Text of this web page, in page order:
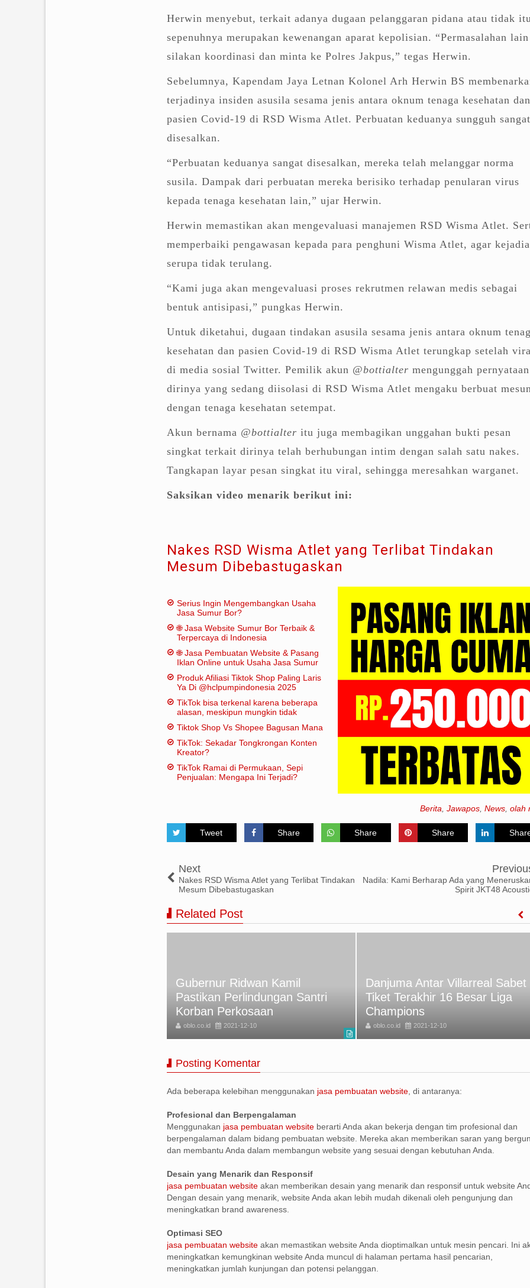
Herwin menyebut, terkait adanya dugaan pelanggaran pidana atau tidak itu
sepenuhnya merupakan kewenangan aparat kepolisian. “Permasalahan lain
silakan koordinasi dan minta ke Polres Jakpus,” tegas Herwin.
Sebelumnya, Kapendam Jaya Letnan Kolonel Arh Herwin BS
terjadinya insiden asusila sesama jenis antara oknum tenaga kesehatan dan
pasien Covid-19 di RSD Wisma Atlet. Perbuatan keduanya sungguh sangat
disesalkan.
“Perbuatan keduanya sangat disesalkan, mereka telah melanggar norma
susila. Dampak dari perbuatan mereka berisiko terhadap penularan virus
kepada tenaga kesehatan lain,” ujar Herwin.
Herwin memastikan akan mengevaluasi manajemen RSD Wisma Atlet.
memperbaiki pengawasan kepada para penghuni Wisma Atlet, agar
serupa tidak terulang.
“Kami juga akan mengevaluasi proses rekrutmen relawan medis sebagai
bentuk antisipasi,” pungkas Herwin.
Untuk diketahui, dugaan tindakan asusila sesama jenis antara oknum
kesehatan dan pasien Covid-19 di RSD Wisma Atlet terungkap setelah
di media sosial Twitter. Pemilik akun @bottialter mengunggah pernyataan
dirinya yang sedang diisolasi di RSD Wisma Atlet mengaku berbuat
dengan tenaga kesehatan setempat.
Akun bernama @bottialter itu juga membagikan unggahan bukti pesan
singkat terkait dirinya telah berhubungan intim dengan salah satu nakes.
Tangkapan layar pesan singkat itu viral, sehingga meresahkan warganet.
Saksikan video menarik berikut ini:
Nakes RSD Wisma Atlet yang Terlibat Tindakan
Mesum Dibebastugaskan
Serius Ingin Mengembangkan Usaha
Jasa Sumur Bor?
🌐 Jasa Website Sumur Bor Terbaik &
Terpercaya di Indonesia
🌐 Jasa Pembuatan Website & Pasang
Iklan Online untuk Usaha Jasa Sumur
Produk Afiliasi Tiktok Shop Paling Laris
Ya Di @hclpumpindonesia 2025
TikTok bisa terkenal karena beberapa
alasan, meskipun mungkin tidak
tradisional:
Tiktok Shop Vs Shopee Bagusan Mana
TikTok: Sekadar Tongkrongan Konten
Kreator?
TikTok Ramai di Permukaan, Sepi
Penjualan: Mengapa Ini Terjadi?
Berita Jawapos News olah
Tweet Share Share Share
Next
Nakes RSD Wisma Atlet yang Terlibat Tindakan
Mesum Dibebastugaskan
Nadila: Kami Berharap Ada yang
Spirit JKT48
Related Post
Gubernur Ridwan Kamil
Pastikan Perlindungan Santri
Korban Perkosaan
oblo.co.id 2021-12-10
Danjuma Antar Villarreal Sabet
Tiket Terakhir 16 Besar Liga
Champions
oblo.co.id 2021-12-10
Posting Komentar
Ada beberapa kelebihan menggunakan jasa pembuatan website , di antaranya:
Profesional dan Berpengalaman
Menggunakan jasa pembuatan website berarti Anda akan bekerja dengan tim profesional dan
berpengalaman dalam bidang pembuatan website. Mereka akan memberikan saran yang
dan membantu Anda dalam membangun website yang sesuai dengan kebutuhan Anda.
Desain yang Menarik dan Responsif
jasa pembuatan website akan memberikan desain yang menarik dan responsif untuk website
Dengan desain yang menarik, website Anda akan lebih mudah dikenali oleh pengunjung dan
meningkatkan brand awareness.
Optimasi SEO
jasa pembuatan website akan memastikan website Anda dioptimalkan untuk mesin pencari. Ini
meningkatkan kemungkinan website Anda muncul di halaman pertama hasil pencarian,
meningkatkan jumlah kunjungan dan potensi pelanggan.